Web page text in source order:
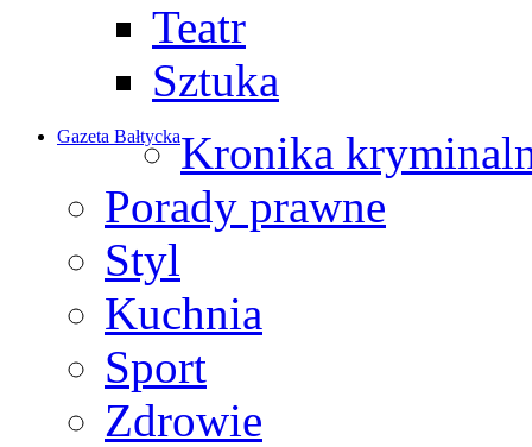
Teatr
Sztuka
Gazeta BałtyckaKronika
Porady prawne
Styl
Kuchnia
Sport
Zdrowie